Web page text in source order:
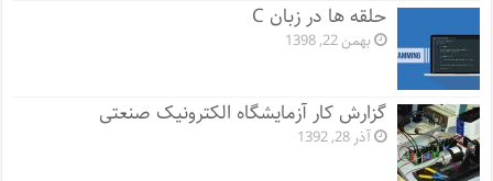
حلقه ها در زبان C
بهمن 22, 1398
گزارش کار آزمایشگاه الکترونیک صنعتی
آذر 28, 1392